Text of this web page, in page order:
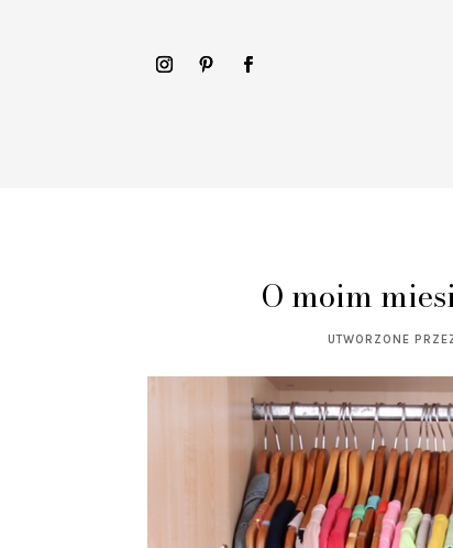
O moim
UTWORZONE